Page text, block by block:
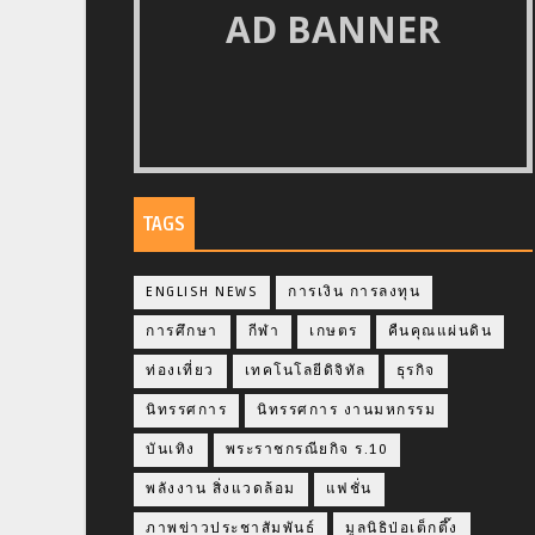
AD BANNER
TAGS
ENGLISH NEWS การเงิน การลงทุน
การศึกษา กีฬา เกษตร คืนคุณแผ่นดิน
ท่องเที่ยว เทคโนโลยีดิจิทัล ธุรกิจ
นิทรรศการ นิทรรศการ งานมหกรรม
บันเทิง พระราชกรณียกิจ ร.10
พลังงาน สิ่งแวดล้อม แฟชั่น
ภาพข่าวประชาสัมพันธ์ มูลนิธิป่อเต็กตึ๊ง